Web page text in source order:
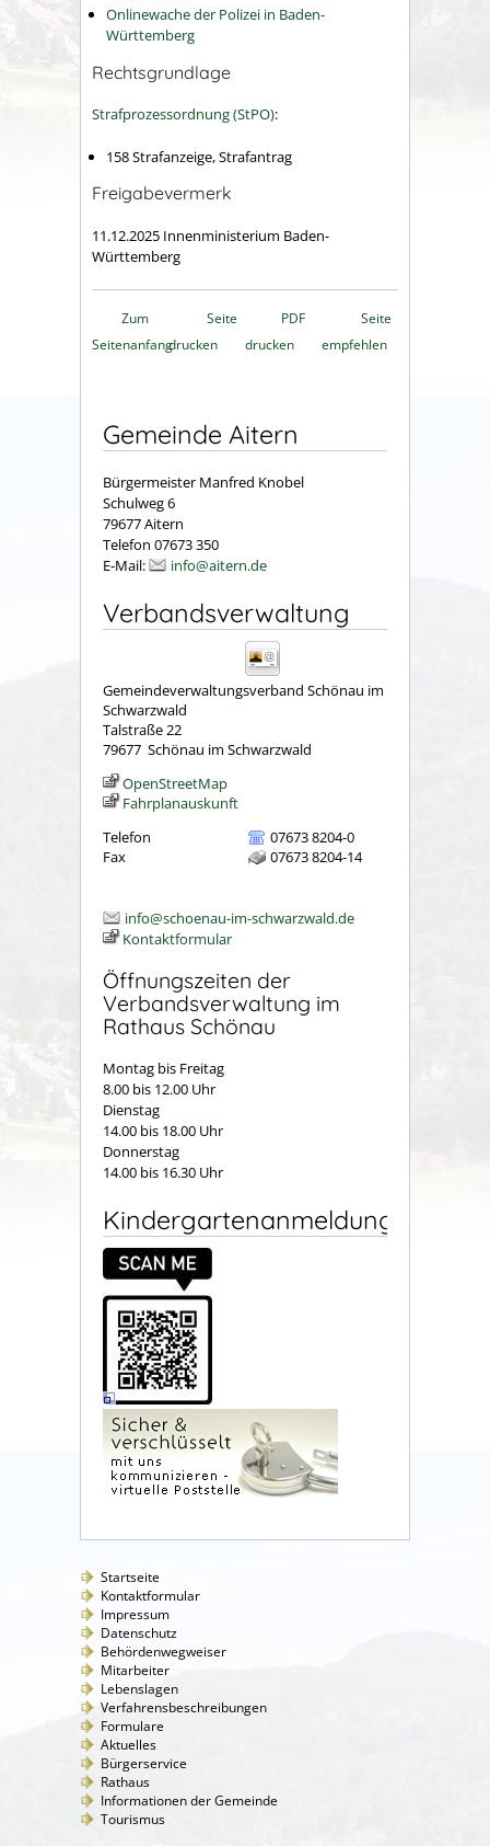
Onlinewache der Polizei in Baden-
Württemberg
Rechtsgrundlage
Strafprozessordnung (StPO):
158 Strafanzeige, Strafantrag
Freigabevermerk
11.12.2025 Innenministerium Baden-
Württemberg
Zum
Seitenanfang
Seite
drucken
PDF
drucken
Seite
empfehlen
Gemeinde Aitern
Bürgermeister Manfred Knobel
Schulweg 6
79677 Aitern
Telefon 07673 350
E-Mail:
info@aitern.de
Verbandsverwaltung
Gemeindeverwaltungsverband Schönau im
Schwarzwald
Talstraße 22
79677 Schönau im Schwarzwald
OpenStreetMap
Fahrplanauskunft
Telefon
07673 8204-0
Fax
07673 8204-14
info@schoenau-im-schwarzwald.de
Kontaktformular
Öffnungszeiten der
Verbandsverwaltung im
Rathaus Schönau
Montag bis Freitag
8.00 bis 12.00 Uhr
Dienstag
14.00 bis 18.00 Uhr
Donnerstag
14.00 bis 16.30 Uhr
Kindergartenanmeldung
Startseite
Kontaktformular
Impressum
Datenschutz
Behördenwegweiser
Mitarbeiter
Lebenslagen
Verfahrensbeschreibungen
Formulare
Aktuelles
Bürgerservice
Rathaus
Informationen der Gemeinde
Tourismus